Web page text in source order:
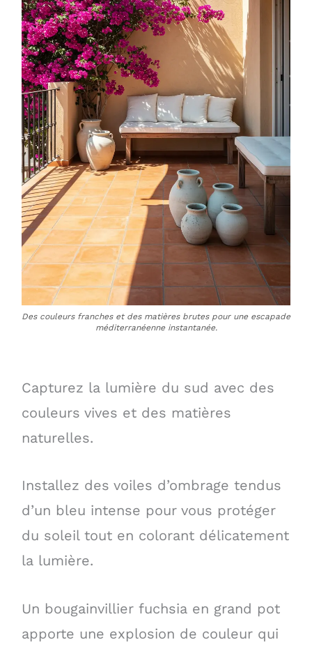
Des couleurs franches et des matières brutes pour une escapade
méditerranéenne instantanée.
Capturez la lumière du sud avec des
couleurs vives et des matières
naturelles.
Installez des voiles d’ombrage tendus
d’un bleu intense pour vous protéger
du soleil tout en colorant délicatement
la lumière.
Un bougainvillier fuchsia en grand pot
apporte une explosion de couleur qui